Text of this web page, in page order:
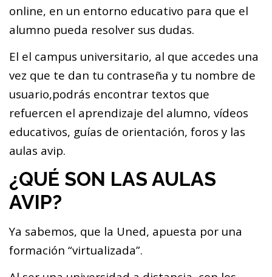
online, en un entorno educativo para que el
alumno pueda resolver sus dudas.
El el campus universitario, al que accedes una
vez que te dan tu contraseña y tu nombre de
usuario,podrás encontrar textos que
refuercen el aprendizaje del alumno, vídeos
educativos, guías de orientación, foros y las
aulas avip.
¿QUÉ SON LAS AULAS
AVIP?
Ya sabemos, que la Uned, apuesta por una
formación “virtualizada”.